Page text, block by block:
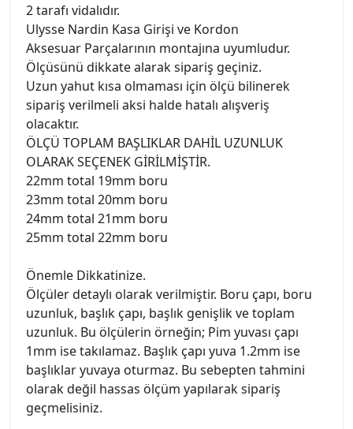
2 tarafı vidalıdır.
Ulysse Nardin Kasa Girişi ve Kordon
Aksesuar Parçalarının montajına uyumludur.
Ölçüsünü dikkate alarak sipariş geçiniz.
Uzun yahut kısa olmaması için ölçü bilinerek
sipariş verilmeli aksi halde hatalı alışveriş
olacaktır.
ÖLÇÜ TOPLAM BAŞLIKLAR DAHİL UZUNLUK
OLARAK SEÇENEK GİRİLMİŞTİR.
22mm total 19mm boru
23mm total 20mm boru
24mm total 21mm boru
25mm total 22mm boru
Önemle Dikkatinize.
Ölçüler detaylı olarak verilmiştir. Boru çapı, boru
uzunluk, başlık çapı, başlık genişlik ve toplam
uzunluk. Bu ölçülerin örneğin; Pim yuvası çapı
1mm ise takılamaz. Başlık çapı yuva 1.2mm ise
başlıklar yuvaya oturmaz. Bu sebepten tahmini
olarak değil hassas ölçüm yapılarak sipariş
geçmelisiniz.